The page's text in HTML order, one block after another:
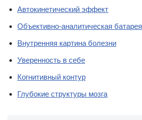
Автокинетический эффект
Объективно-аналитическая батарея
Внутренняя картина болезни
Уверенность в себе
Когнитивный контур
Глубокие структуры мозга